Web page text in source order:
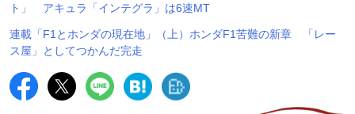
ト」 アキュラ「インテグラ」は6速MT
連載「F1とホンダの現在地」（上）ホンダF1苦難の新章 「レー
ス屋」としてつかんだ完走